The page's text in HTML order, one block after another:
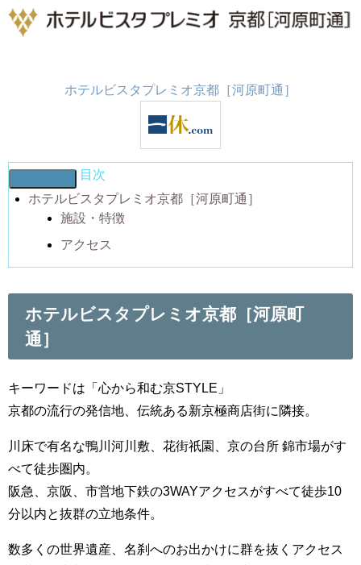
ホテルビスタプレミオ京都［河原町通］
目次
ホテルビスタプレミオ京都［河原町通］
施設・特徴
アクセス
ホテルビスタプレミオ京都［河原町
通］
キーワードは「心から和む京STYLE」
京都の流行の発信地、伝統ある新京極商店街に隣接。
川床で有名な鴨川河川敷、花街祇園、京の台所 錦市場がす
べて徒歩圏内。
阪急、京阪、市営地下鉄の3WAYアクセスがすべて徒歩10
分以内と抜群の立地条件。
数多くの世界遺産、名刹へのお出かけに群を抜くアクセス